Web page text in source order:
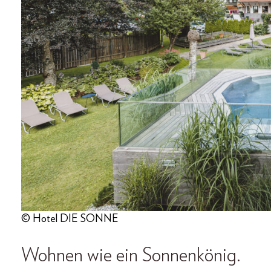
© Hotel DIE SONNE
Wohnen wie ein Sonnenkönig.